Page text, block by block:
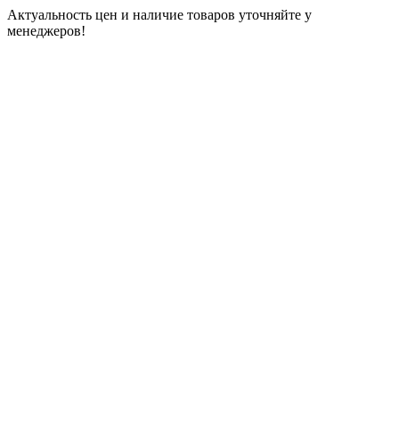
Актуальность цен и наличие товаров уточняйте у
менеджеров!